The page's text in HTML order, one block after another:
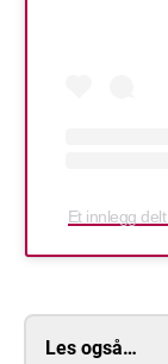
Et innlegg
Les også…